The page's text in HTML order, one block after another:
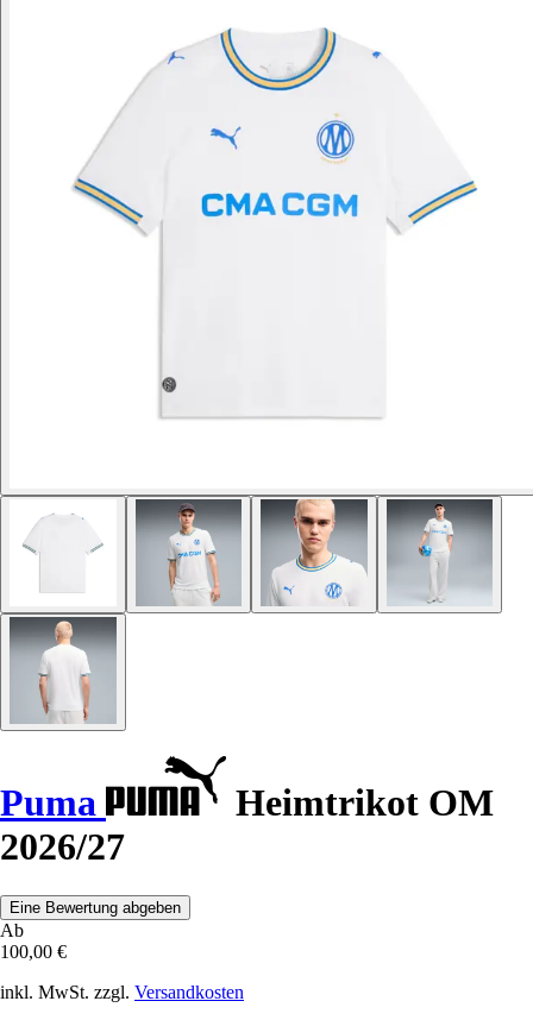
Puma
Heimtrikot OM
2026/27
Eine Bewertung abgeben
Ab
100,00 €
inkl. MwSt. zzgl. Versandkosten